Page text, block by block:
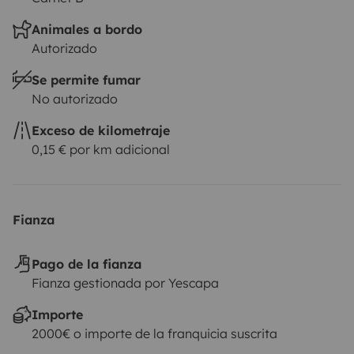
Animales a bordo
Autorizado
Se permite fumar
No autorizado
Exceso de kilometraje
0,15 € por km adicional
Fianza
Pago de la fianza
Fianza gestionada por Yescapa
Importe
2000€ o importe de la franquicia suscrita